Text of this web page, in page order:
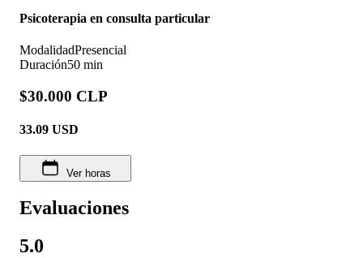
Psicoterapia en consulta particular
ModalidadPresencial
Duración50 min
$30.000 CLP
33.09 USD
Ver horas
Evaluaciones
5.0